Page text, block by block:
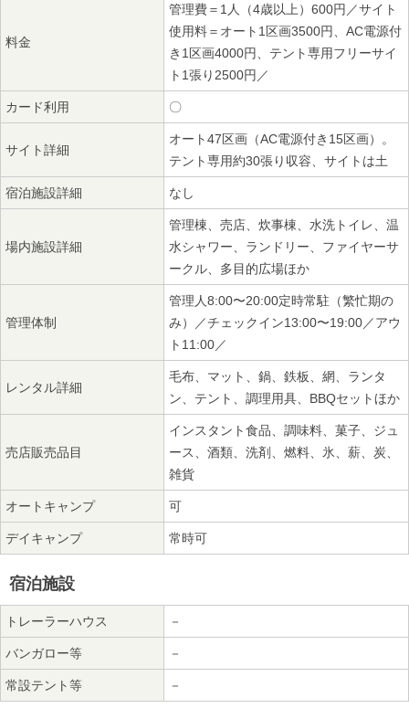
料金
管理費＝1人（4歳以上）600円／サイト
使用料＝オート1区画3500円、AC電源付
き1区画4000円、テント専用フリーサイ
ト1張り2500円／
カード利用 〇
サイト詳細
オート47区画（AC電源付き15区画）。
テント専用約30張り収容、サイトは土
宿泊施設詳細 なし
場内施設詳細
管理棟、売店、炊事棟、水洗トイレ、温
水シャワー、ランドリー、ファイヤーサ
ークル、多目的広場ほか
管理体制
管理人8:00〜20:00定時常駐（繁忙期の
み）／チェックイン13:00〜19:00／アウ
ト11:00／
レンタル詳細
毛布、マット、鍋、鉄板、網、ランタ
ン、テント、調理用具、BBQセットほか
売店販売品目
インスタント食品、調味料、菓子、ジュ
ース、酒類、洗剤、燃料、氷、薪、炭、
雑貨
オートキャンプ 可
デイキャンプ 常時可
宿泊施設
トレーラーハウス －
バンガロー等 －
常設テント等 －